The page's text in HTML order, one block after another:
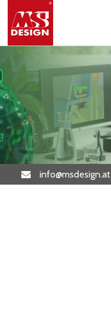
info@msdesign.at